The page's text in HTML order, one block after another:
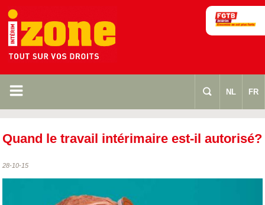
m s NL FR
Quand le travail intérimaire est-il autorisé?
28-10-15